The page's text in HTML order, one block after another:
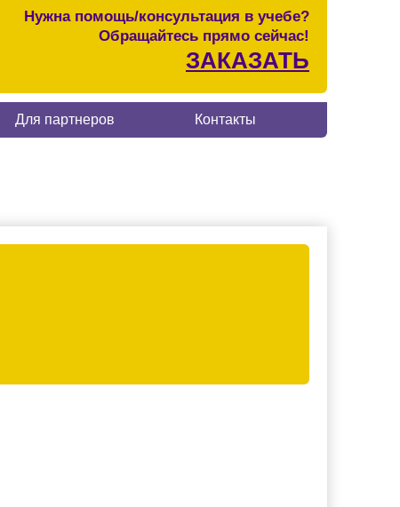
Нужна помощь/консультация в учебе?
Обращайтесь прямо сейчас!
ЗАКАЗАТЬ
Для партнеров Контакты